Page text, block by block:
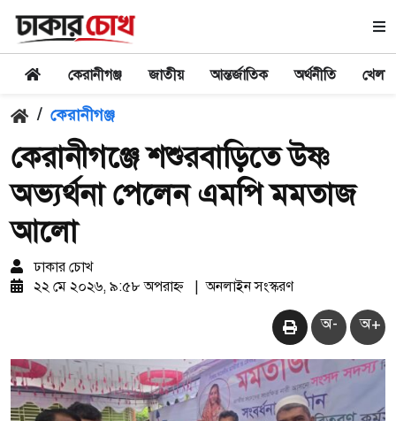
কেরানীগঞ্জ জাতীয় আন্তর্জাতিক অর্থনীতি খেলা
/ কেরানীগঞ্জ
কেরানীগঞ্জে শশুরবাড়িতে উষ্ণ
অভ্যর্থনা পেলেন এমপি মমতাজ
আলো
ঢাকার চোখ
২২ মে ২০২৬, ৯:৫৮ অপরাহ্ন
অনলাইন সংস্করণ
অ- অ+